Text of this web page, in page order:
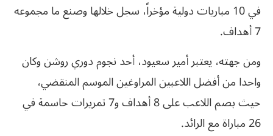
في 10 مباريات دولية مؤخراً، سجل خلالها وصنع ما مجموعه
7 أهداف.
ومن جهته، يعتبر أمير سعيود، أحد نجوم دوري روشن وكان
واحدا من أفضل اللاعبين المراوغين الموسم المنقضي،
حيث بصم اللاعب على 8 أهداف و7 تمريرات حاسمة في
26 مباراة مع الرائد.